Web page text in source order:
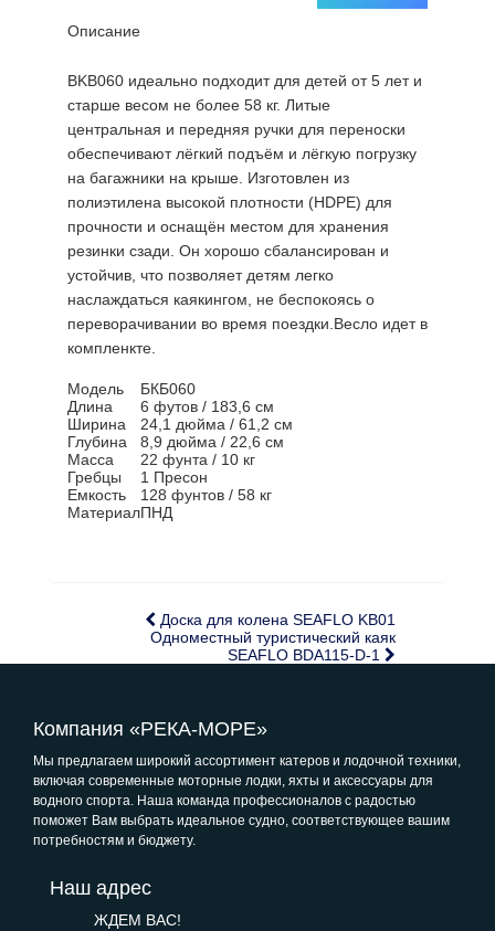
Описание
BKB060 идеально подходит для детей от 5 лет и
старше весом не более 58 кг. Литые
центральная и передняя ручки для переноски
обеспечивают лёгкий подъём и лёгкую погрузку
на багажники на крыше. Изготовлен из
полиэтилена высокой плотности (HDPE) для
прочности и оснащён местом для хранения
резинки сзади. Он хорошо сбалансирован и
устойчив, что позволяет детям легко
наслаждаться каякингом, не беспокоясь о
переворачивании во время поездки.Весло идет в
компленкте.
Модель
БКБ060
Длина
6 футов / 183,6 см
Ширина
24,1 дюйма / 61,2 см
Глубина
8,9 дюйма / 22,6 см
Масса
22 фунта / 10 кг
Гребцы
1 Пресон
Емкость
128 фунтов / 58 кг
МатериалПНД
Доска для колена SEAFLO KB01
Одноместный туристический каяк
SEAFLO BDA115-D-1
Компания «РЕКА-МОРЕ»
Мы предлагаем широкий ассортимент катеров и лодочной техники,
включая современные моторные лодки, яхты и аксессуары для
водного спорта. Наша команда профессионалов с радостью
поможет Вам выбрать идеальное судно, соответствующее вашим
потребностям и бюджету.
Наш адрес
ЖДЕМ ВАС!